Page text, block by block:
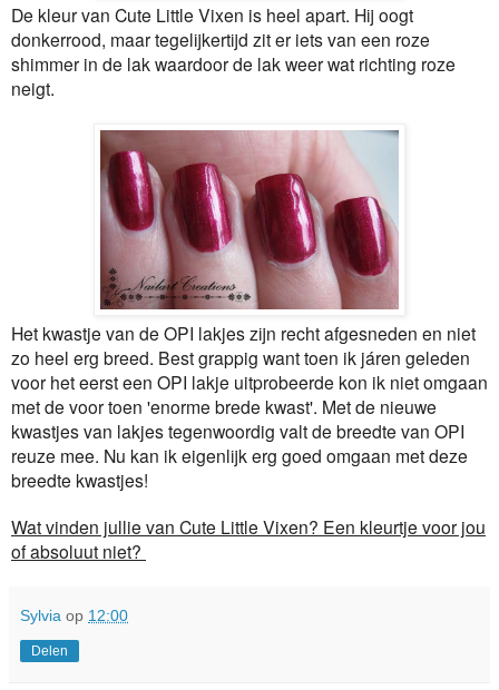
De kleur van Cute Little Vixen is heel apart. Hij oogt
donkerrood, maar tegelijkertijd zit er iets van een roze
shimmer in de lak waardoor de lak weer wat richting roze
neigt.
Het kwastje van de OPI lakjes zijn recht afgesneden en niet
zo heel erg breed. Best grappig want toen ik járen geleden
voor het eerst een OPI lakje uitprobeerde kon ik niet omgaan
met de voor toen 'enorme brede kwast'. Met de nieuwe
kwastjes van lakjes tegenwoordig valt de breedte van OPI
reuze mee. Nu kan ik eigenlijk erg goed omgaan met deze
breedte kwastjes!
Wat vinden jullie van Cute Little Vixen? Een kleurtje voor jou
of absoluut niet?
Sylvia op 12:00
Delen